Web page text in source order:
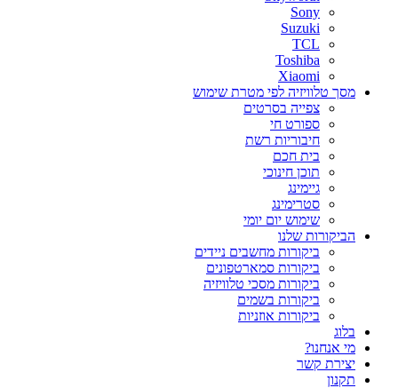
Sony
Suzuki
TCL
Toshiba
Xiaomi
מסך טלוויזיה לפי מטרת שימוש
צפייה בסרטים
ספורט חי
חיבוריות רשת
בית חכם
תוכן חינוכי
גיימינג
סטרימינג
שימוש יום יומי
הביקורות שלנו
ביקורות מחשבים ניידים
ביקורות סמארטפונים
ביקורות מסכי טלוויזיה
ביקורות בשמים
ביקורות אוזניות
בלוג
מי אנחנו?
יצירת קשר
תקנון